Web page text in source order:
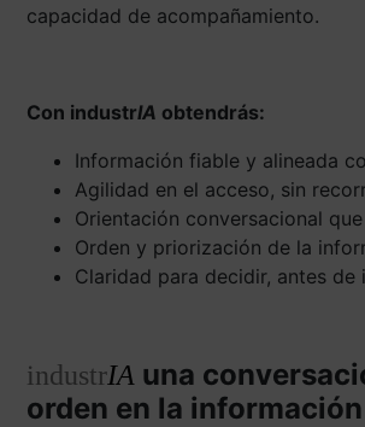
capacidad de acompañamiento.
Con industrIA obtendrás:
Información fiable y alineada
Agilidad en el acceso, sin
Orientación conversacional
Orden y priorización de la
Claridad para decidir, antes
industrIA una
orden en la